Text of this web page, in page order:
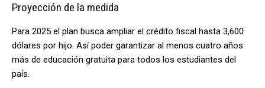
Proyección de la medida
Para 2025 el plan busca ampliar el crédito fiscal hasta 3,600
dólares por hijo. Así poder garantizar al menos cuatro años
más de educación gratuita para todos los estudiantes del
país.